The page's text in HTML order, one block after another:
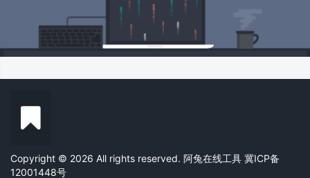
Copyright © 2026 All rights reserved. 阿兔在线工具 冀ICP备
12001448号